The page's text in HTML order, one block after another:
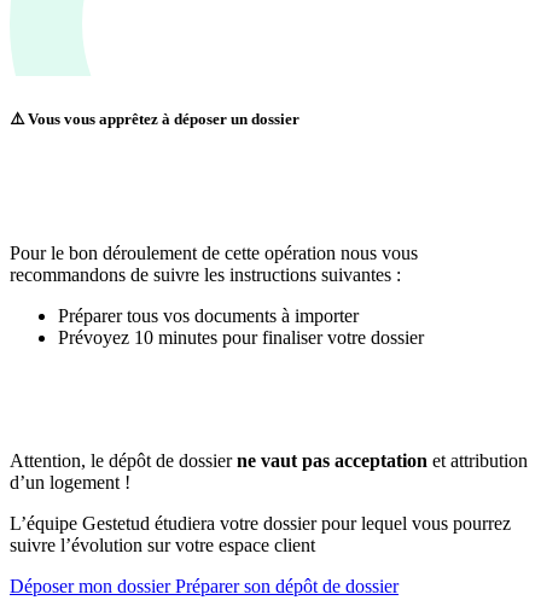
⚠️ Vous vous apprêtez à déposer un dossier
Pour le bon déroulement de cette opération nous vous
recommandons de suivre les instructions suivantes :
Préparer tous vos documents à importer
Prévoyez 10 minutes pour finaliser votre dossier
Attention, le dépôt de dossierne vaut pas acceptation et attribution
d’un logement !
L’équipe Gestetud étudiera votre dossier pour lequel vous pourrez
suivre l’évolution sur votre espace client
Déposer mon dossierPréparer son dépôt de dossier